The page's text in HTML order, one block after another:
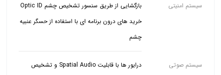
سیستم امنیتی
بازگشایی از طریق سنسور تشخیص چشم Optic ID
خرید های درون برنامه ای با استفاده از حسگر عنبیه
چشم
سیستم صوتی
درایور ها با قابلیت Spatial Audio و تشخیص